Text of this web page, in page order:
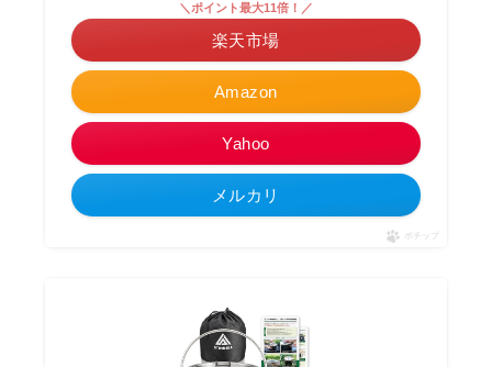
Amazon
＼ポイント最大11倍！／
楽天市場
Yahoo
メルカリ
ポチップ